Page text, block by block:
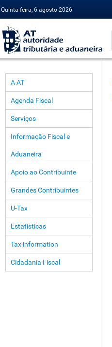
Quinta-feira, 6 agosto 2026
A AT
Agenda Fiscal
Serviços
Informação Fiscal e
Aduaneira
Apoio ao Contribuinte
Grandes Contribuintes
U-Tax
Estatísticas
Tax information
Cidadania Fiscal